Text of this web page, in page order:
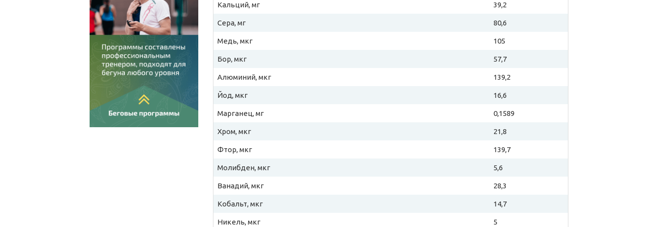
Кальций, мг 39,2
Сера, мг 80,6
Медь, мкг 105
Бор, мкг 57,7
Алюминий, мкг 139,2
Йод, мкг 16,6
Марганец, мг 0,1589
Хром, мкг 21,8
Фтор, мкг 139,7
Молибден, мкг 5,6
Ванадий, мкг 28,3
Кобальт, мкг 14,7
Никель, мкг 5